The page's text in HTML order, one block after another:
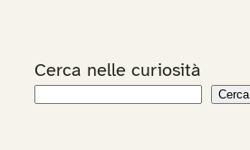
Cerca nelle curiosità
Cerca